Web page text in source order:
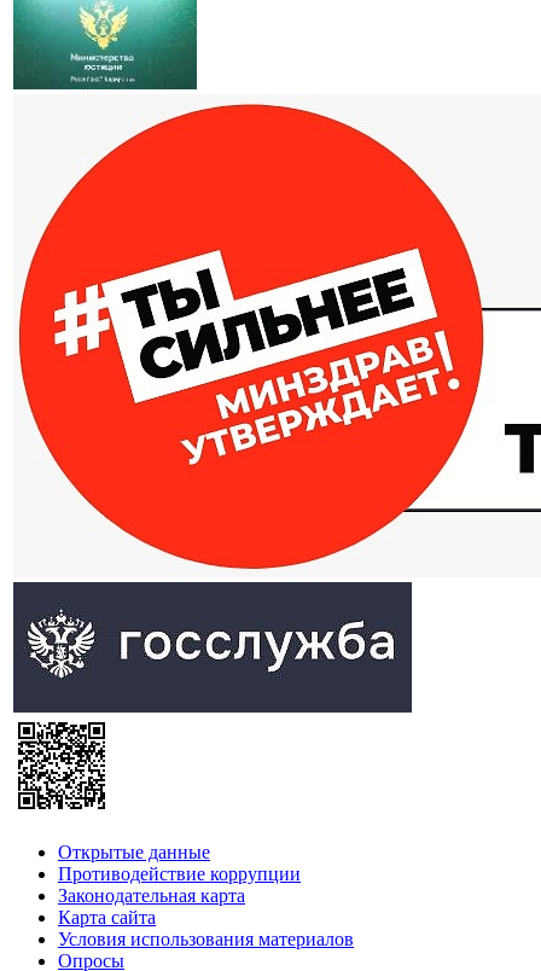
Открытые данные
Противодействие коррупции
Законодательная карта
Карта сайта
Условия использования материалов
Опросы